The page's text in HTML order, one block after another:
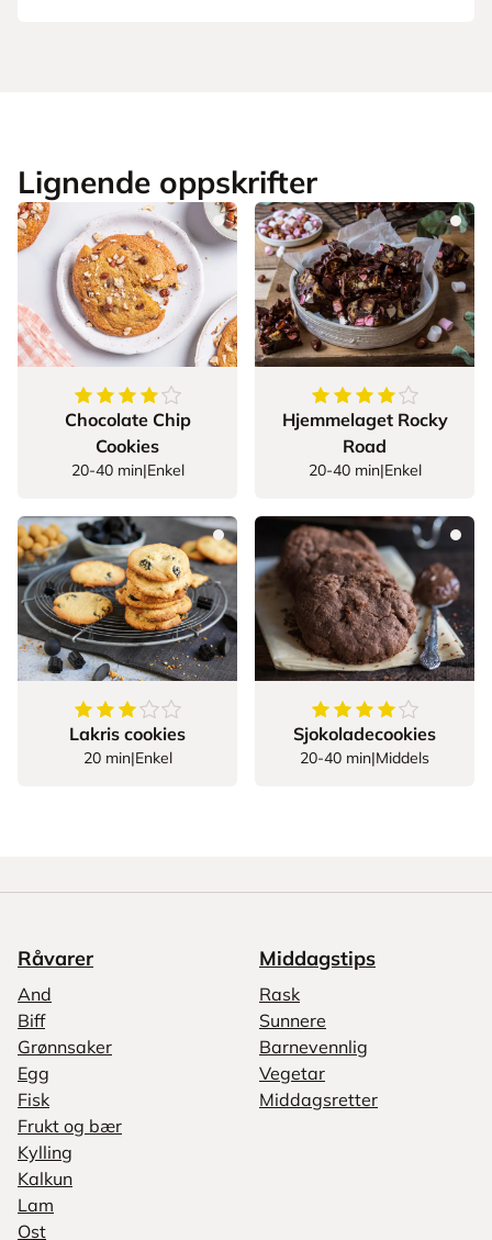
Lignende oppskrifter
4.393501805054152
stjerner
Chocolate Chip
Cookies
20-40 min|Enkel
4.230769230769231
Hjemmelaget Rocky
Road
20-40 min|Enkel
3.3333333333333335
stjerner
Lakris cookies
20 min|Enkel
4.038461538461538
Sjokoladecookies
20-40 min|Middels
Råvarer
And
Biff
Grønnsaker
Egg
Fisk
Frukt og bær
Kylling
Kalkun
Lam
Ost
Middagstips
Rask
Sunnere
Barnevennlig
Vegetar
Middagsretter